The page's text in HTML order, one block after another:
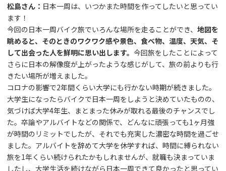
松島さん： 日本一周は、いつかまた時間を作ってしたいと思ってい
ます！
今回の日本一周バイク旅でいろんな場所を走ることができ、 地図を
眺めると、そのときのワクワク感や景色、食べ物、温度、天気、そ
して出会った人を鮮明に思い出します。 今回旅をしたことによって
さらに日本の解像度が上がったような感じがして、旅の前よりも行
きたい場所が増えました。
コロナの影響で2年間くらい大学にも行かない時期が続きました。
大学生になったらバイクで日本一周をしようと決めていたものの、
気づけば大学4年生、まとまった休みが取れる最後のチャンスでし
た。卒論やアルバイトなどの関係で、どんなに頑張っても1ヶ月強
が時間のリミットでしたが、それでも充実した濃密な時間を過ごせ
ました。アルバイトを辞めて大学を休学すれば、時間に縛られない
旅を1年くらい続けられたかもしれませんが、就職も決まっていま
したし、大学生活を続けながら日本一周できて良かったと思ってい